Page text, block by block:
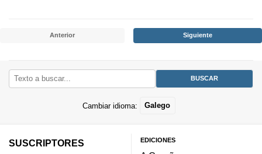
Anterior Siguiente
Cambiar idioma: Galego
SUSCRIPTORES EDICIONES